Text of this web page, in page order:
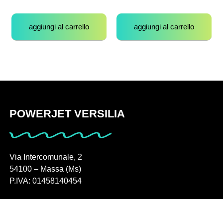
aggiungi al carrello aggiungi al carrello
POWERJET VERSILIA
Via Intercomunale, 2
54100 – Massa (Ms)
P.IVA: 01458140454